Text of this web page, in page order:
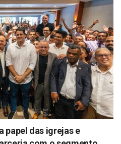
papel das igrejas e